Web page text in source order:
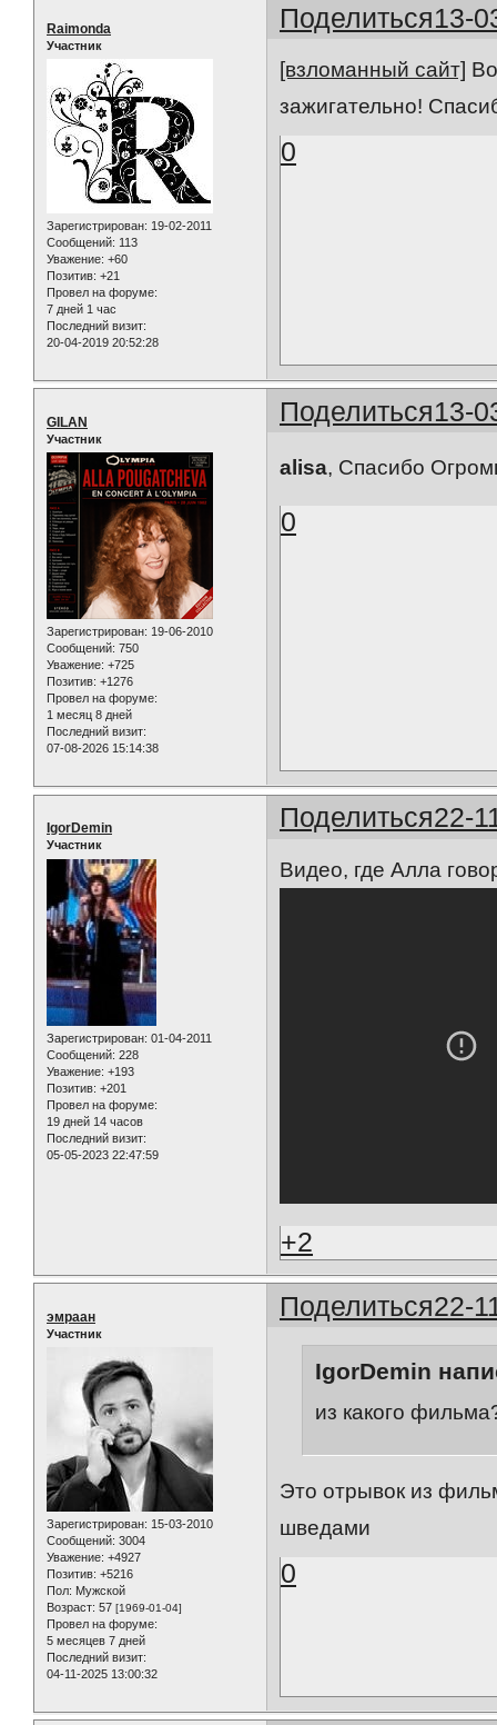
Поделиться13-
Raimonda
Участник
Зарегистрирован: 19-02-2011
Сообщений: 113
Уважение: +60
Позитив: +21
Провел на форуме:
7 дней 1 час
Последний визит:
20-04-2019 20:52:28
[взломанный сайт]
зажигательно!
0
Поделиться13-
GILAN
Участник
Зарегистрирован: 19-06-2010
Сообщений: 750
Уважение: +725
Позитив: +1276
Провел на форуме:
1 месяц 8 дней
Последний визит:
07-08-2026 15:14:38
alisa, Спасибо
0
Поделиться22-
IgorDemin
Участник
Зарегистрирован: 01-04-2011
Сообщений: 228
Уважение: +193
Позитив: +201
Провел на форуме:
19 дней 14 часов
Последний визит:
05-05-2023 22:47:59
Видео, где Алла
+2
Поделиться22-
эмраан
Участник
Зарегистрирован: 15-03-2010
Сообщений: 3004
Уважение: +4927
Позитив: +5216
Пол: Мужской
Возраст: 57 [1969-01-04]
Провел на форуме:
5 месяцев 7 дней
Последний визит:
04-11-2025 13:00:32
IgorDemin
из какого
Это отрывок из
шведами
0